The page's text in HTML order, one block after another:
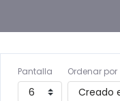
Pantalla Ordenar por